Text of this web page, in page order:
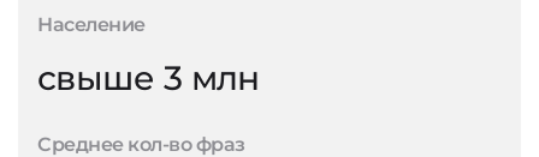
Население
свыше 3 млн
Среднее кол-во фраз